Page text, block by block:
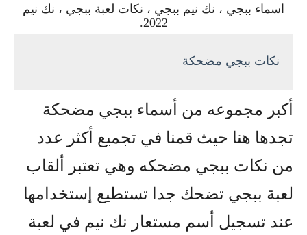
اسماء ببجي ، نك نيم ببجي ، نكات لعبة ببجي ، نك نيم
2022.
نكات ببجي مضحكة
أكبر مجموعه من أسماء ببجي مضحكة
تجدها هنا حيث قمنا في تجميع أكثر عدد
من نكات ببجي مضحكه وهي تعتبر ألقاب
لعبة ببجي تضحك جدا تستطيع إستخدامها
عند تسجيل أسم مستعار نك نيم في لعبة